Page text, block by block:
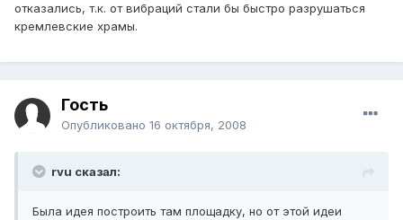
отказались, т.к. от вибраций стали бы быстро разрушаться
кремлевские храмы.
Гость
Опубликовано 16 октября, 2008
rvu сказал:
Была идея построить там площадку, но от этой идеи